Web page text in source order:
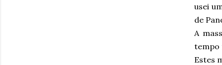
usei
de
A
tempo
Estes